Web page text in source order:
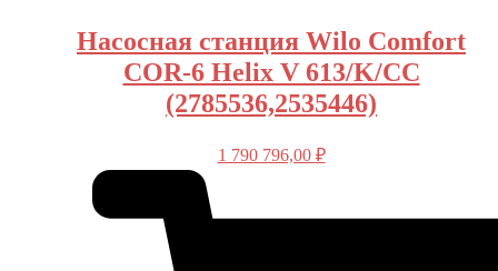
Насосная станция Wilo Comfort
COR-6 Helix V 613/K/CC
(2785536,2535446)
1 790 796,00 ₽